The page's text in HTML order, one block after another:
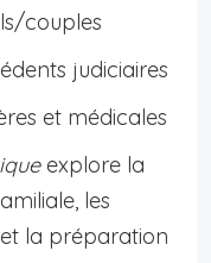
couples
judiciaires
et médicales
explore la
les
la préparation